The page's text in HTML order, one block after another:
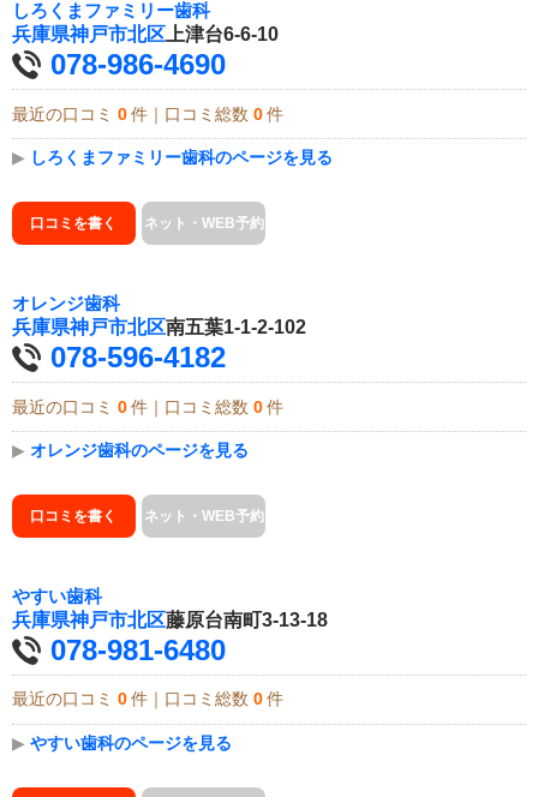
しろくまファミリー歯科
兵庫県神戸市北区上津台6-6-10
078-986-4690
最近の口コミ 0 件｜口コミ総数 0 件
▶ しろくまファミリー歯科のページを見る
口コミを書く ネット・WEB予約
オレンジ歯科
兵庫県神戸市北区南五葉1-1-2-102
078-596-4182
最近の口コミ 0 件｜口コミ総数 0 件
▶ オレンジ歯科のページを見る
口コミを書く ネット・WEB予約
やすい歯科
兵庫県神戸市北区藤原台南町3-13-18
078-981-6480
最近の口コミ 0 件｜口コミ総数 0 件
▶ やすい歯科のページを見る